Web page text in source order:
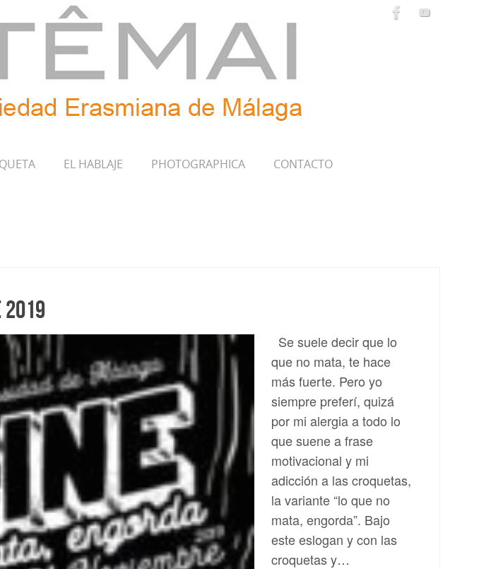
EL HABLAJE PHOTOGRAPHICA CONTACTO
Se suele decir que lo
que no mata, te hace
más fuerte. Pero yo
siempre preferí, quizá
por mi alergia a todo lo
que suene a frase
motivacional y mi
adicción a las croquetas,
la variante “lo que no
mata, engorda”. Bajo
este eslogan y con las
croquetas y…